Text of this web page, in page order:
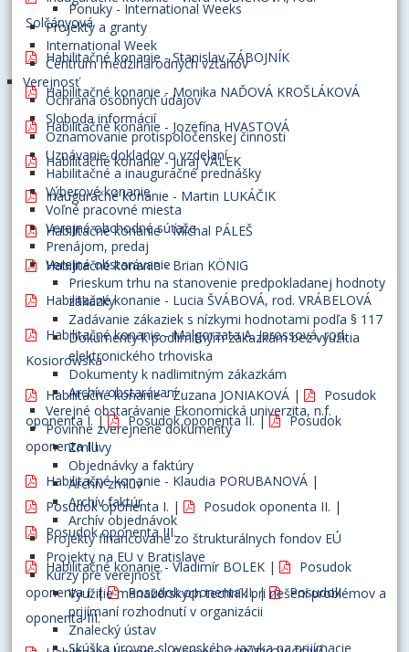
Ponuky - International Weeks
Projekty a granty
International Week
Centrum medzinárodných vzťahov
Verejnosť
Ochrana osobných údajov
Sloboda informácií
Oznamovanie protispoločenskej činnosti
Uznávanie dokladov o vzdelaní
Habilitačné a inauguračné prednášky
Výberové konanie
Voľné pracovné miesta
Verejné obchodné súťaže
Prenájom, predaj
Verejné obstarávanie
Prieskum trhu na stanovenie predpokladanej hodnoty
zákazky
Zadávanie zákaziek s nízkymi hodnotami podľa § 117
Dokumenty k podlimitným zákazkám bez využitia
elektronického trhoviska
Dokumenty k nadlimitným zákazkám
Archív obstarávaní
Verejné obstarávanie Ekonomická univerzita, n.f.
Povinne zverejnené dokumenty
Zmluvy
Objednávky a faktúry
Archív zmlúv
Archív faktúr
Archív objednávok
Projekty financované zo štrukturálnych fondov EÚ
Projekty na EU v Bratislave
Kurzy pre verejnosť
Využitie manažérskych techník pri riešení problémov a
prijímaní rozhodnutí v organizácii
Znalecký ústav
Skúška úrovne slovenského jazyka na prijímacie
Solčányová
Habilitačné konanie - Stanislav ZÁBOJNÍK
Habilitačné konanie - Monika NAĎOVÁ KROŠLÁKOVÁ
Habilitačné konanie - Jozefína HVASTOVÁ
Habilitačné konanie - Juraj VÁLEK
Inauguračné konanie - Martin LUKÁČIK
Habilitačné konanie - Michal PÁLEŠ
Habilitačné konanie - Brian KÖNIG
Habilitačné konanie - Lucia ŠVÁBOVÁ, rod. VRÁBELOVÁ
Habilitačné konanie - Malgorzata A. Jarossová, rod.
Kosiorowska
Habilitačné konanie - Zuzana JONIAKOVÁ |
Posudok
oponenta I.| Posudok oponenta II.|
Posudok
oponenta III.
Habilitačné konanie - Klaudia PORUBANOVÁ |
Posudok oponenta I. | Posudok oponenta II. |
Posudok oponenta III.
Habilitačné konanie - Vladimír BOLEK |
Posudok
oponenta I.| Posudok oponenta II.|
Posudok
oponenta III.